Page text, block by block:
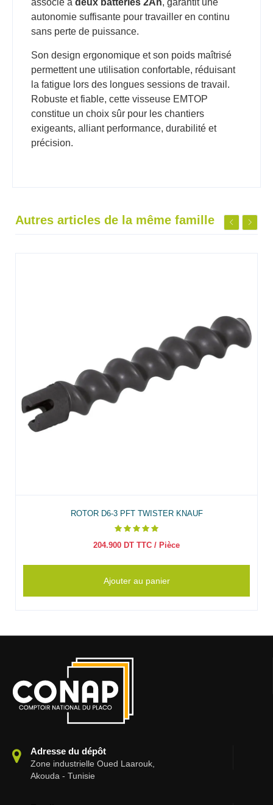
associé à deux batteries 2Ah, garantit une
autonomie suffisante pour travailler en continu
sans perte de puissance.
Son design ergonomique et son poids maîtrisé
permettent une utilisation confortable, réduisant
la fatigue lors des longues sessions de travail.
Robuste et fiable, cette visseuse EMTOP
constitue un choix sûr pour les chantiers
exigeants, alliant performance, durabilité et
précision.
Autres articles de la même famille
ROTOR D6-3 PFT TWISTER KNAUF
204.900 DT TTC / Pièce
Ajouter au panier
Adresse du dépôt
Zone industrielle Oued Laarouk,
Akouda - Tunisie